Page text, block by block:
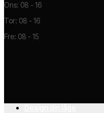
Ons: 08 - 16
Tor: 08 - 16
Fre: 08 - 15